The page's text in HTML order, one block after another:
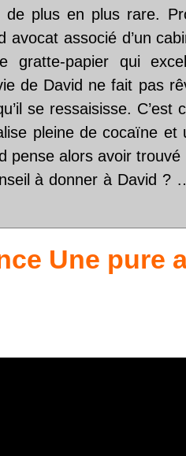
plus en plus rare.
avocat associé d’un
gratte-papier qui
de David ne fait pas
se ressaisisse. C’est
pleine de cocaïne et
pense alors avoir
à donner à David ?
Une pure